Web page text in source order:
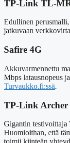
TP-Link TL-
Edullinen
jatkuvaan
Safire 4G
Akkuvarmennettu
Mbps latausnopeus
Turvaukko.fi:ssä.
TP-Link Archer
Gigantin
Huomioithan, että